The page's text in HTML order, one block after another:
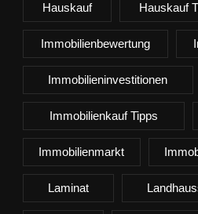
Hauskauf Hauskauf
Immobilienbewertung
Immobilieninvestitionen
Immobilienkauf Tipps
Immobilienmarkt
Laminat